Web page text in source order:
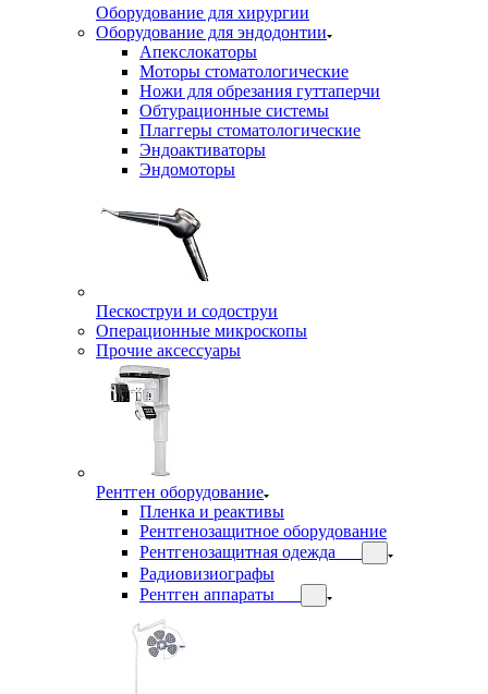
Оборудование для хирургии
Оборудование для эндодонтии
Апекслокаторы
Моторы стоматологические
Ножи для обрезания гуттаперчи
Обтурационные системы
Плаггеры стоматологические
Эндоактиваторы
Эндомоторы
Пескоструи и содоструи
Операционные микроскопы
Прочие аксессуары
Рентген оборудование
Пленка и реактивы
Рентгенозащитное оборудование
Рентгенозащитная одежда
Радиовизиографы
Рентген аппараты